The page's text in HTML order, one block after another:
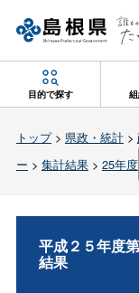
目的で探す
トップ> 県政・統計>
ー > 集計結果> 25年度
平成２５年度
結果